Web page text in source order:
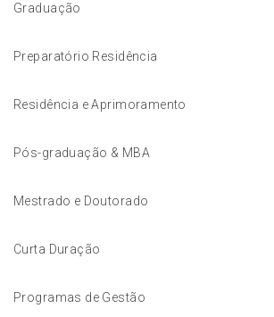
Graduação
Preparatório Residência
Residência e Aprimoramento
Pós-graduação & MBA
Mestrado e Doutorado
Curta Duração
Programas de Gestão